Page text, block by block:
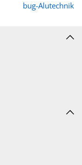
bug-Alutechnik